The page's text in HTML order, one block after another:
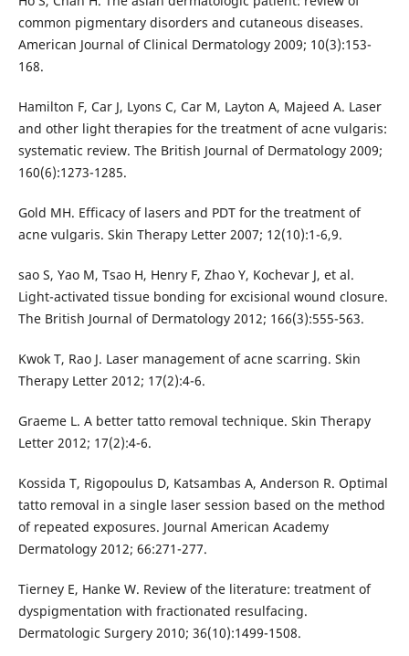
common pigmentary disorders and cutaneous diseases.
American Journal of Clinical Dermatology 2009; 10(3):153-
168.
Hamilton F, Car J, Lyons C, Car M, Layton A, Majeed A. Laser
and other light therapies for the treatment of acne vulgaris:
systematic review. The British Journal of Dermatology 2009;
160(6):1273-1285.
Gold MH. Efficacy of lasers and PDT for the treatment of
acne vulgaris. Skin Therapy Letter 2007; 12(10):1-6,9.
sao S, Yao M, Tsao H, Henry F, Zhao Y, Kochevar J, et al.
Light-activated tissue bonding for excisional wound closure.
The British Journal of Dermatology 2012; 166(3):555-563.
Kwok T, Rao J. Laser management of acne scarring. Skin
Therapy Letter 2012; 17(2):4-6.
Graeme L. A better tatto removal technique. Skin Therapy
Letter 2012; 17(2):4-6.
Kossida T, Rigopoulus D, Katsambas A, Anderson R. Optimal
tatto removal in a single laser session based on the method
of repeated exposures. Journal American Academy
Dermatology 2012; 66:271-277.
Tierney E, Hanke W. Review of the literature: treatment of
dyspigmentation with fractionated resulfacing.
Dermatologic Surgery 2010; 36(10):1499-1508.